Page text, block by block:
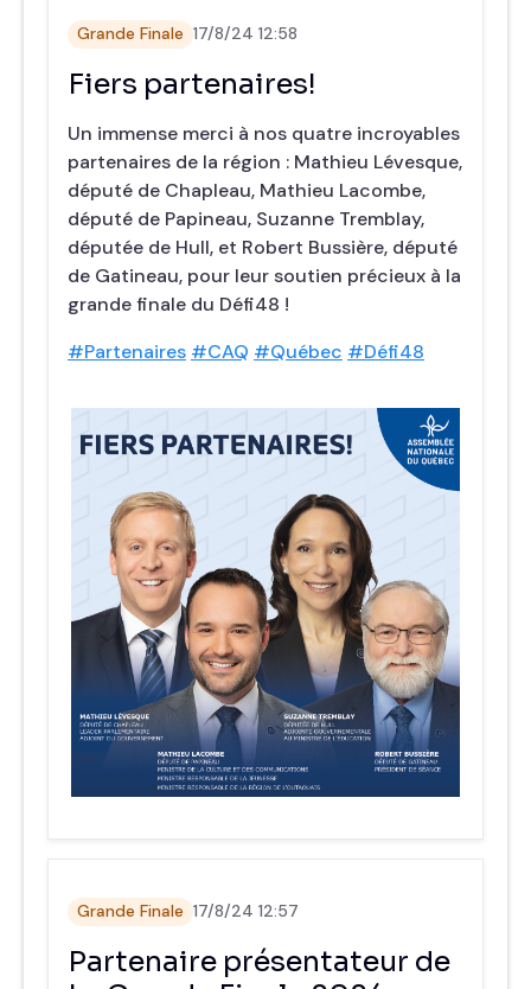
Grande Finale 17/8/24 12:58
Fiers partenaires!
Un immense merci à nos quatre incroyables
partenaires de la région : Mathieu Lévesque,
député de Chapleau, Mathieu Lacombe,
député de Papineau, Suzanne Tremblay,
députée de Hull, et Robert Bussière, député
de Gatineau, pour leur soutien précieux à la
grande finale du Défi48 !
#Partenaires #CAQ #Québec #Défi48
Grande Finale 17/8/24 12:57
Partenaire présentateur de